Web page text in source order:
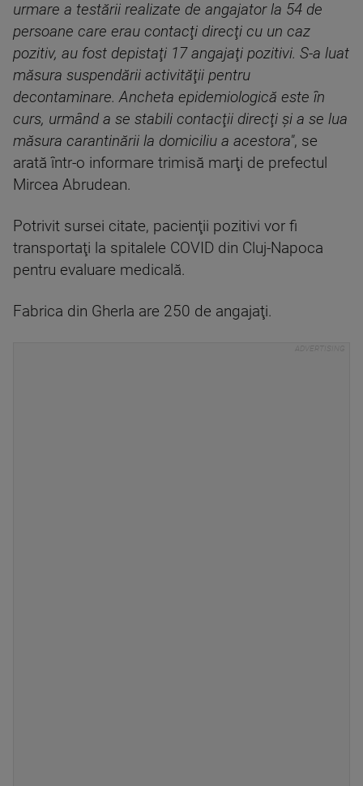
urmare a testării realizate de angajator la 54 de
persoane care erau contacţi direcţi cu un caz
pozitiv, au fost depistaţi 17 angajaţi pozitivi. S-a luat
măsura suspendării activităţii pentru
decontaminare. Ancheta epidemiologică este în
curs, urmând a se stabili contacţii direcţi şi a se lua
măsura carantinării la domiciliu a acestora", se
arată într-o informare trimisă marţi de prefectul
Mircea Abrudean.
Potrivit sursei citate, pacienţii pozitivi vor fi
transportaţi la spitalele COVID din Cluj-Napoca
pentru evaluare medicală.
Fabrica din Gherla are 250 de angajaţi.